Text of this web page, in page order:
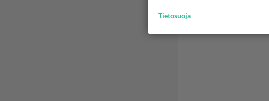
Tietosuoja